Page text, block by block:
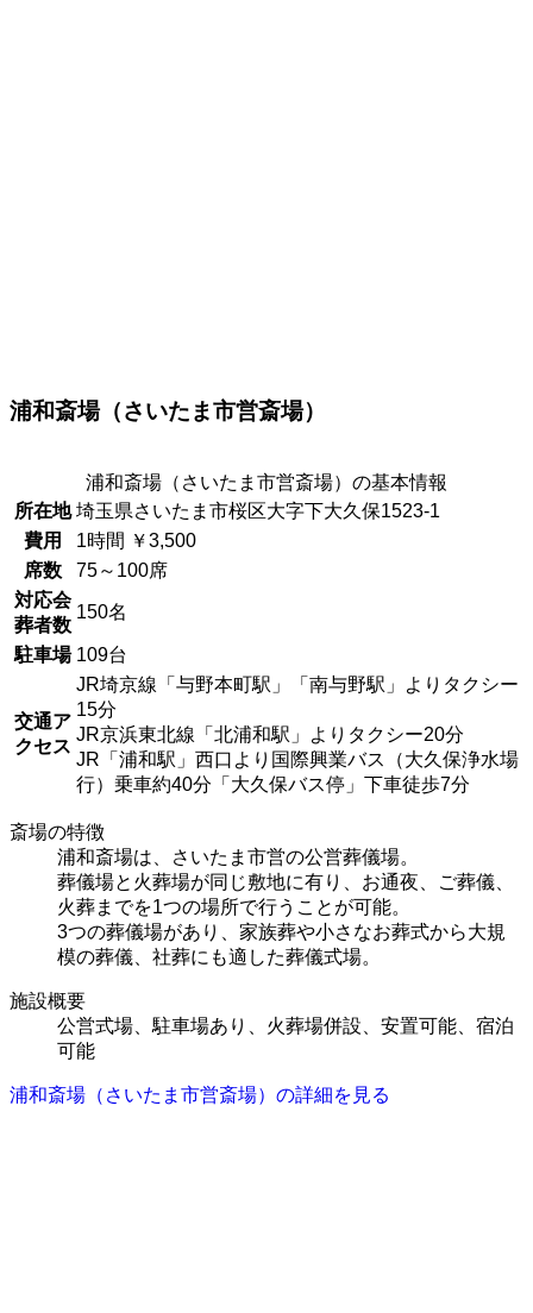
浦和斎場（さいたま市営斎場）
浦和斎場（さいたま市営斎場）の基本情報
所在地 埼玉県さいたま市桜区大字下大久保1523-1
費用
1時間 ￥3,500
席数
75～100席
対応会
葬者数
150名
駐車場 109台
交通ア
クセス
JR埼京線「与野本町駅」「南与野駅」よりタクシー
15分
JR京浜東北線「北浦和駅」よりタクシー20分
JR「浦和駅」西口より国際興業バス（大久保浄水場
行）乗車約40分「大久保バス停」下車徒歩7分
斎場の特徴
浦和斎場は、さいたま市営の公営葬儀場。
葬儀場と火葬場が同じ敷地に有り、お通夜、ご葬儀、
火葬までを1つの場所で行うことが可能。
3つの葬儀場があり、家族葬や小さなお葬式から大規
模の葬儀、社葬にも適した葬儀式場。
施設概要
公営式場、駐車場あり、火葬場併設、安置可能、宿泊
可能
浦和斎場（さいたま市営斎場）の詳細を見る